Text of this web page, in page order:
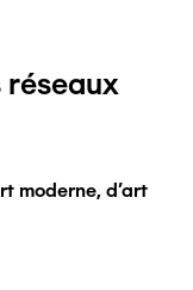
réseaux
moderne, d'art